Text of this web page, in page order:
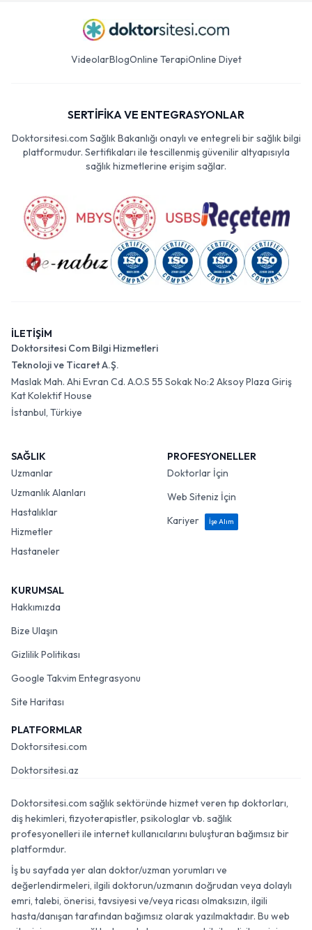
VideolarBlogOnline TerapiOnline Diyet
SERTİFİKA VE ENTEGRASYONLAR
Doktorsitesi.com Sağlık Bakanlığı onaylı ve entegreli bir sağlık bilgi
platformudur. Sertifikaları ile tescillenmiş güvenilir altyapısıyla
sağlık hizmetlerine erişim sağlar.
İLETİŞİM
Doktorsitesi Com Bilgi Hizmetleri
Teknoloji ve Ticaret A.Ş.
Maslak Mah. Ahi Evran Cd. A.O.S 55 Sokak No:2 Aksoy Plaza Giriş
Kat Kolektif House
İstanbul, Türkiye
SAĞLIK
Uzmanlar
Uzmanlık Alanları
Hastalıklar
Hizmetler
Hastaneler
PROFESYONELLER
Doktorlar İçin
Web Siteniz İçin
Kariyer
İşe Alım
KURUMSAL
Hakkımızda
Bize Ulaşın
Gizlilik Politikası
Google Takvim Entegrasyonu
Site Haritası
PLATFORMLAR
Doktorsitesi.com
Doktorsitesi.az
Doktorsitesi.com sağlık sektöründe hizmet veren tıp doktorları,
diş hekimleri, fizyoterapistler, psikologlar vb. sağlık
profesyonelleri ile internet kullanıcılarını buluşturan bağımsız bir
platformdur.
İş bu sayfada yer alan doktor/uzman yorumları ve
değerlendirmeleri, ilgili doktorun/uzmanın doğrudan veya dolaylı
emri, talebi, önerisi, tavsiyesi ve/veya ricası olmaksızın, ilgili
hasta/danışan tarafından bağımsız olarak yazılmaktadır. Bu web